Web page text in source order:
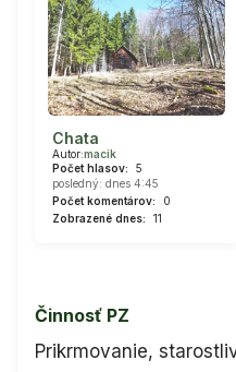
Chata
Autor:macik
Počet hlasov:
5
posledný: dnes 4:45
Počet komentárov:
0
Zobrazené dnes:
11
Činnosť PZ
Prikrmovanie,